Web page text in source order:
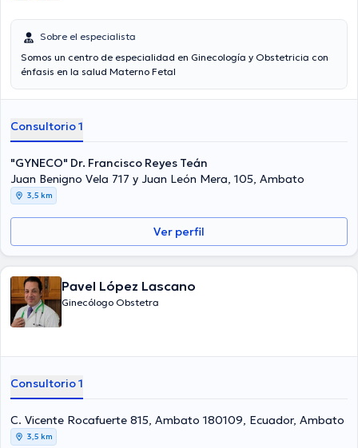
Sobre el especialista
Somos un centro de especialidad en Ginecología y Obstetricia con
énfasis en la salud Materno Fetal
Consultorio 1
"GYNECO" Dr. Francisco Reyes Teán
Juan Benigno Vela 717 y Juan León Mera, 105, Ambato
3,5 km
Ver perfil
Pavel López Lascano
Ginecólogo Obstetra
Consultorio 1
C. Vicente Rocafuerte 815, Ambato 180109, Ecuador, Ambato
3,5 km